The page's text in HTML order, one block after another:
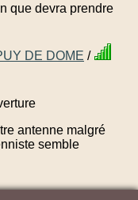
que devra prendre
DE DOME /
antenne malgré
semble